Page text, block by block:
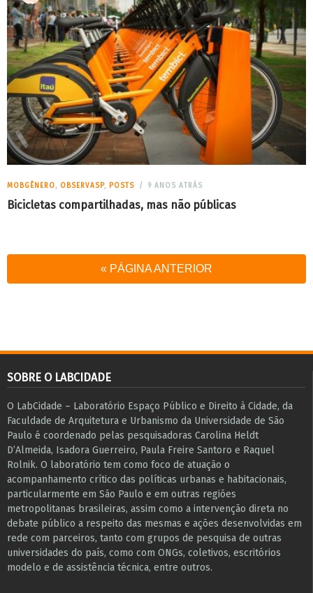
MOBGÊNERO, OBSERVASP, POSTS 9 ANOS ATRÁS
Bicicletas compartilhadas, mas não públicas
« PÁGINA ANTERIOR
SOBRE O LABCIDADE
O LabCidade – Laboratório Espaço Público e Direito à Cidade, da
Faculdade de Arquitetura e Urbanismo da Universidade de São
Paulo é coordenado pelas pesquisadoras Carolina Heldt
D’Almeida, Isadora Guerreiro, Paula Freire Santoro e Raquel
Rolnik. O laboratório tem como foco de atuação o
acompanhamento crítico das políticas urbanas e habitacionais,
particularmente em São Paulo e ​em outras regiões
metropolitanas brasileiras, assim como a intervenção direta no
debate público a respeito das mesmas e ações desenvolvidas em
r​e​de com parceiros, tanto com grupos de pesquisa ​de outras
universidades do país, como com ONGs, coletivos, escritórios
modelo e de assistência técnica​, entre outros​.